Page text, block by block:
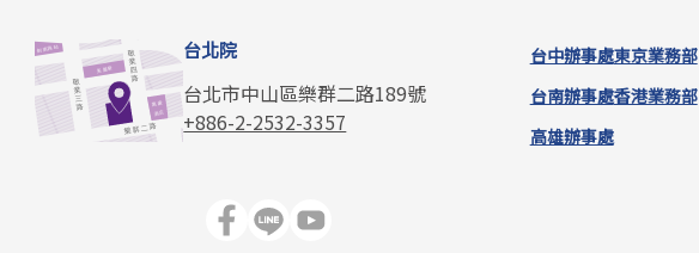
台北院
台北市中山區樂群二路189號
+886-2-2532-3357
台中辦事處
台南辦事處
高雄辦事處
東京業務部
香港業務部